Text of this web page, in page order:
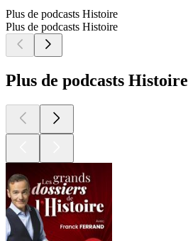
Plus de podcasts Histoire
Plus de podcasts Histoire
Plus de podcasts Histoire